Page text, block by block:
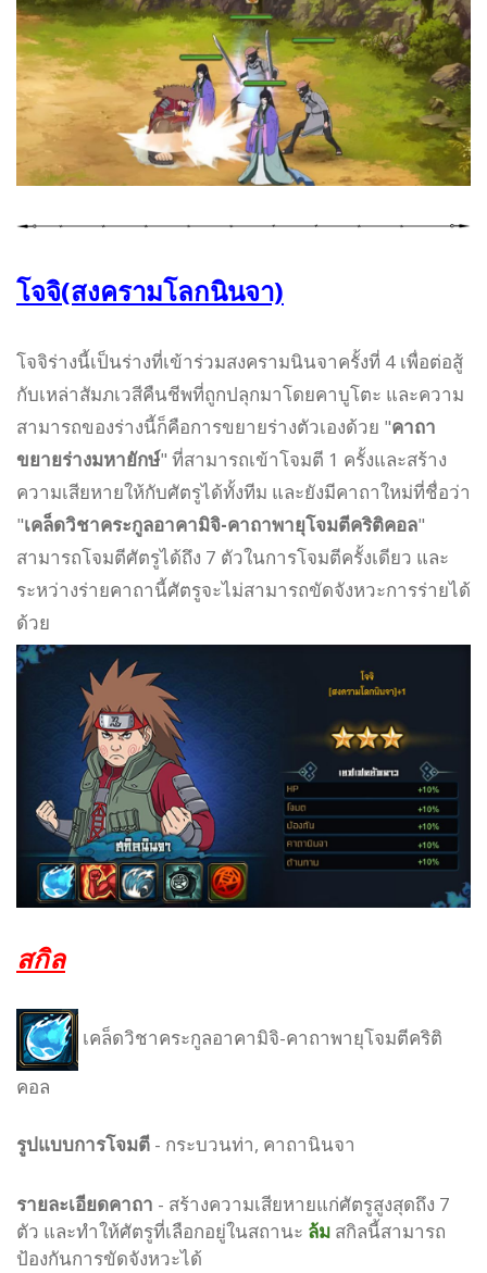
โจจิ(สงครามโลกนินจา)
โจจิร่างนี้เป็นร่างที่เข้าร่วมสงครามนินจาครั้งที่ 4 เพื่อต่อสู้
กับเหล่าสัมภเวสีคืนชีพที่ถูกปลุกมาโดยคาบูโตะ และความ
สามารถของร่างนี้ก็คือการขยายร่างตัวเองด้วย "คาถา
ขยายร่างมหายักษ์" ที่สามารถเข้าโจมตี 1 ครั้งและสร้าง
ความเสียหายให้กับศัตรูได้ทั้งทีม และยังมีคาถาใหม่ที่ชื่อว่า
"เคล็ดวิชาคระกูลอาคามิจิ-คาถาพายุโจมตีคริติคอล"
สามารถโจมตีศัตรูได้ถึง 7 ตัวในการโจมตีครั้งเดียว และ
ระหว่างร่ายคาถานี้ศัตรูจะไม่สามารถขัดจังหวะการร่ายได้
ด้วย
สกิล
เคล็ดวิชาคระกูลอาคามิจิ-คาถาพายุโจมตีคริติ
คอล
รูปแบบการโจมตี - กระบวนท่า, คาถานินจา
รายละเอียดคาถา - สร้างความเสียหายแก่ศัตรูสูงสุดถึง 7
ตัว และทำให้ศัตรูที่เลือกอยู่ในสถานะ ล้ม สกิลนี้สามารถ
ป้องกันการขัดจังหวะได้